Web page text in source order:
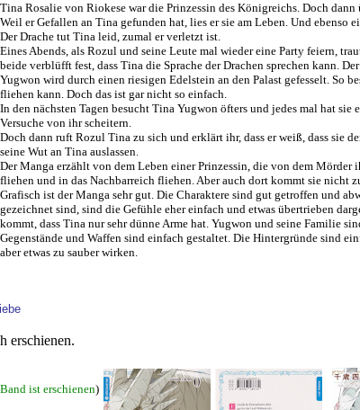
Tina Rosalie von Riokese war die Prinzessin des Königreichs. Doch
Weil er Gefallen an Tina gefunden hat, lies er sie am Leben. Und ebenso
Der Drache tut Tina leid, zumal er verletzt ist.
Eines Abends, als Rozul und seine Leute mal wieder eine Party feiern,
beide verblüfft fest, dass Tina die Sprache der Drachen sprechen kann.
Yugwon wird durch einen riesigen Edelstein an den Palast gefesselt. So
fliehen kann. Doch das ist gar nicht so einfach.
In den nächsten Tagen besucht Tina Yugwon öfters und jedes mal hat
Versuche von ihr scheitern.
Doch dann ruft Rozul Tina zu sich und erklärt ihr, dass er weiß, dass sie
seine Wut an Tina auslassen.
Der Manga erzählt von dem Leben einer Prinzessin, die von dem
fliehen und in das Nachbarreich fliehen. Aber auch dort kommt sie nicht
Grafisch ist der Manga sehr gut. Die Charaktere sind gut getroffen und
gezeichnet sind, sind die Gefühle eher einfach und etwas übertrieben
kommt, dass Tina nur sehr dünne Arme hat. Yugwon und seine Familie
Gegenstände und Waffen sind einfach gestaltet. Die Hintergründe sind
aber etwas zu sauber wirken.
erschienen.
ist erschienen)